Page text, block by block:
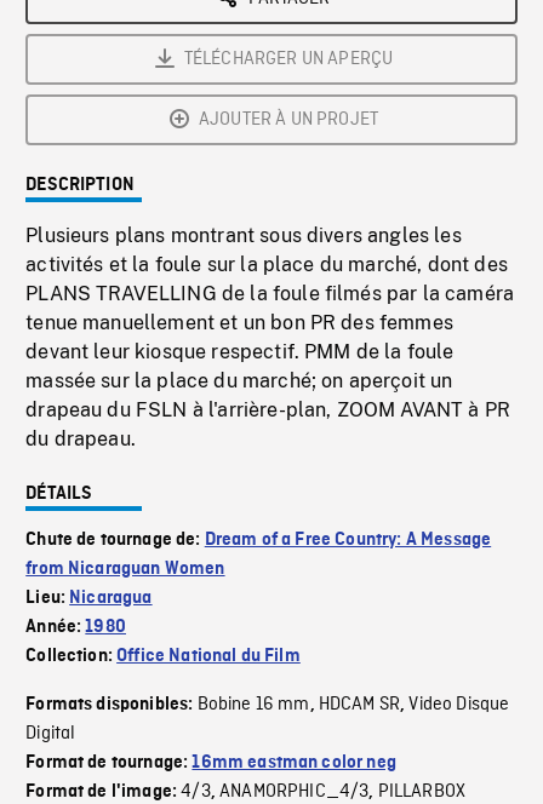
TÉLÉCHARGER UN APERÇU
AJOUTER À UN PROJET
DESCRIPTION
Plusieurs plans montrant sous divers angles les
activités et la foule sur la place du marché, dont des
PLANS TRAVELLING de la foule filmés par la caméra
tenue manuellement et un bon PR des femmes
devant leur kiosque respectif. PMM de la foule
massée sur la place du marché; on aperçoit un
drapeau du FSLN à l'arrière-plan, ZOOM AVANT à PR
du drapeau.
DÉTAILS
Chute de tournage de: Dream of a Free Country: A Message
from Nicaraguan Women
Lieu: Nicaragua
Année:1980
Collection:Office National du Film
Formats disponibles: Bobine 16 mm, HDCAM SR,Video Disque
Digital
Format de tournage:16mm eastman color neg
Format de l'image:4/3,ANAMORPHIC_4/3, PILLARBOX